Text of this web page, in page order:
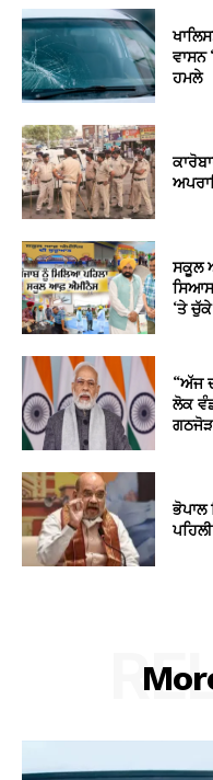
ਵਾਸਨ
ਹਮਲੇ
ਸਕੂਲ
‘ਤੇ
“ਅੱਜ
ਲੋਕ
ਗਠਜੋੜ
ਭੋਪਾਲ